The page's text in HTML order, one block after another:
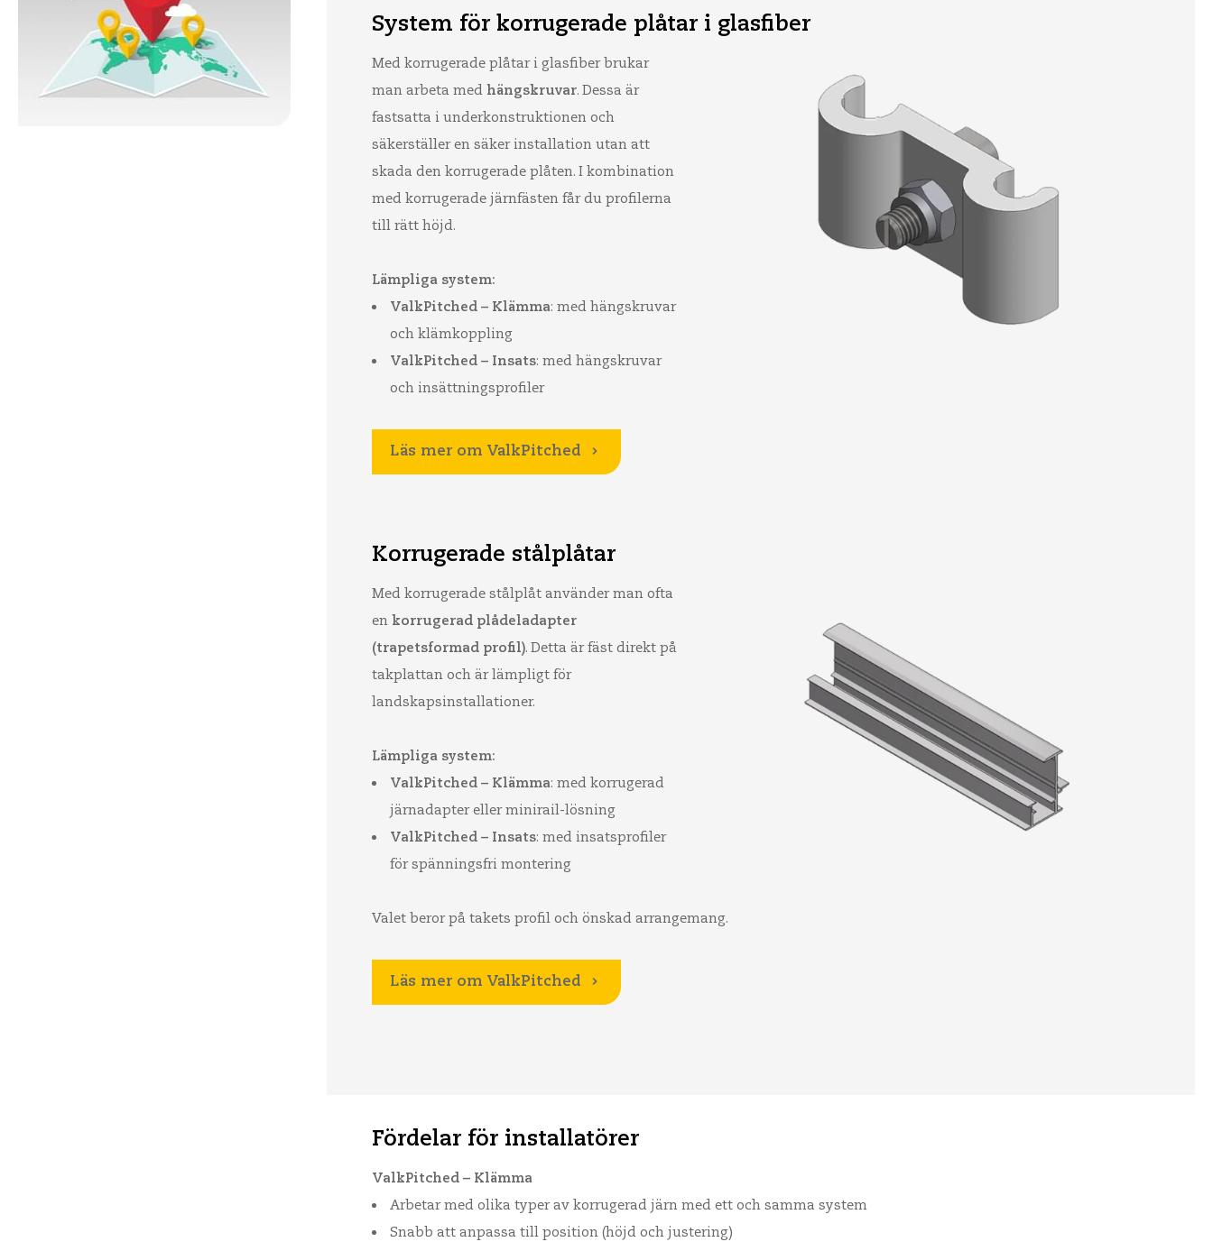
System för korrugerade plåtar i glasfiber
Med korrugerade plåtar i glasfiber brukar
man arbeta med hängskruvar. Dessa är
fastsatta i underkonstruktionen och
säkerställer en säker installation utan att
skada den korrugerade plåten. I kombination
med korrugerade järnfästen får du profilerna
till rätt höjd.
Lämpliga system:
ValkPitched – Klämma: med hängskruvar
och klämkoppling
ValkPitched – Insats: med hängskruvar
och insättningsprofiler
Läs mer om ValkPitched
Korrugerade stålplåtar
Med korrugerade stålplåt använder man ofta
en korrugerad plådeladapter
(trapetsformad profil). Detta är fäst direkt på
takplattan och är lämpligt för
landskapsinstallationer.
Lämpliga system:
ValkPitched – Klämma: med korrugerad
järnadapter eller minirail-lösning
ValkPitched – Insats: med insatsprofiler
för spänningsfri montering
Valet beror på takets profil och önskad arrangemang.
Läs mer om ValkPitched
Fördelar för installatörer
ValkPitched – Klämma
Arbetar med olika typer av korrugerad järn med ett och samma system
Snabb att anpassa till position (höjd och justering)